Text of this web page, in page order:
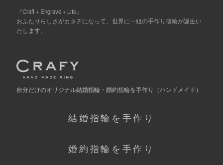
『Craft＋Engrave＋Life』
おふたりらしさがカタチになって、世界に一組の手作り指輪が誕生い
たします。
自分だけのオリジナル結婚指輪・婚約指輪を手作り （ハンドメイド）
結婚指輪を手作り
婚約指輪を手作り